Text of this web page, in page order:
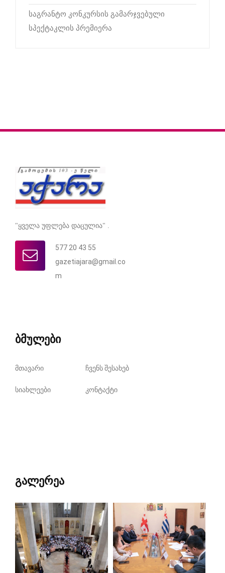
საგრანტო კონკურსის გამარჯვებული
სპექტაკლის პრემიერა
"ყველა უფლება დაცულია" .
577 20 43 55
gazetiajara@gmail.co
m
ბმულები
მთავარი ჩვენს შესახებ
სიახლეები კონტაქტი
გალერეა